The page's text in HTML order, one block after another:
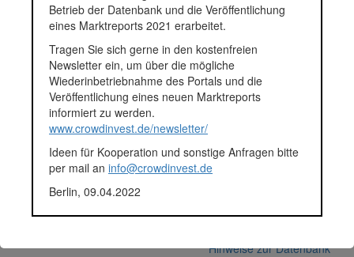
Betriebsmittel
Finanziert in
2018
Segment
Unternehmen
Anlagestatus
Nicht ausgewiesen
Plattform
Funding Circle
Korrekturen / Updates übermitteln
Alle Angaben ohne Gewähr auf Vollständigkeit und Richtigkeit.
Hinweise zur Datenbank
Betrieb der Datenbank und die Veröffentlichung
eines Marktreports 2021 erarbeitet.
Tragen Sie sich gerne in den kostenfreien
Newsletter ein, um über die mögliche
Wiederinbetriebnahme des Portals und die
Veröffentlichung eines neuen Marktreports
informiert zu werden.
www.crowdinvest.de/newsletter/
Ideen für Kooperation und sonstige Anfragen bitte
per mail an info@crowdinvest.de
Berlin, 09.04.2022